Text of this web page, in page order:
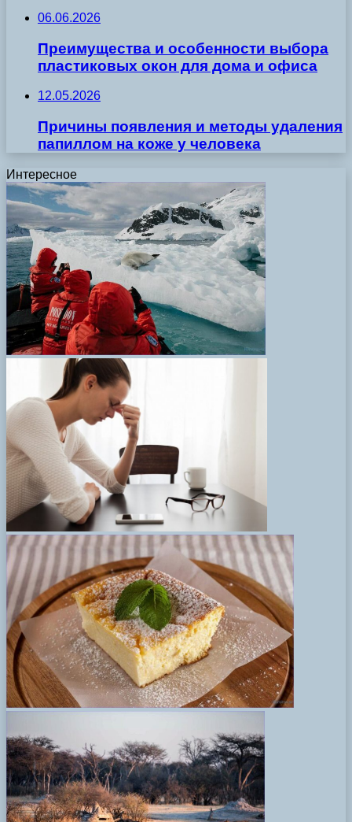
06.06.2026
Преимущества и особенности выбора
пластиковых окон для дома и офиса
12.05.2026
Причины появления и методы удаления
папиллом на коже у человека
Интересное